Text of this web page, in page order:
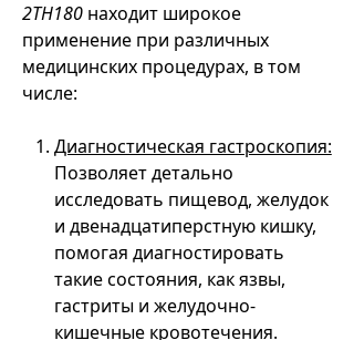
2TH180 находит широкое
применение при различных
медицинских процедурах, в том
числе:
Диагностическая гастроскопия:
Позволяет детально
исследовать пищевод, желудок
и двенадцатиперстную кишку,
помогая диагностировать
такие состояния, как язвы,
гастриты и желудочно-
кишечные кровотечения.